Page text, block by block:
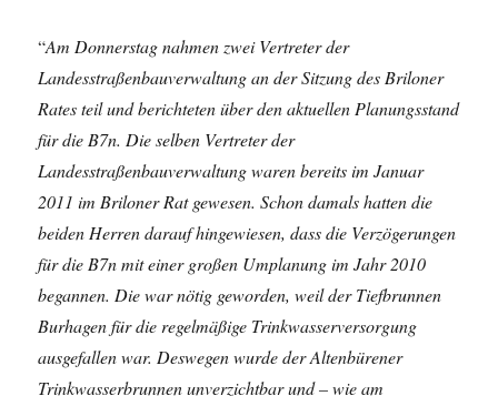
“Am Donnerstag nahmen zwei Vertreter der
Landesstraßenbauverwaltung an der Sitzung des Briloner
Rates teil und berichteten über den aktuellen Planungsstand
für die B7n. Die selben Vertreter der
Landesstraßenbauverwaltung waren bereits im Januar
2011 im Briloner Rat gewesen. Schon damals hatten die
beiden Herren darauf hingewiesen, dass die Verzögerungen
für die B7n mit einer großen Umplanung im Jahr 2010
begannen. Die war nötig geworden, weil der Tiefbrunnen
Burhagen für die regelmäßige Trinkwasserversorgung
ausgefallen war. Deswegen wurde der Altenbürener
Trinkwasserbrunnen unverzichtbar und – wie am